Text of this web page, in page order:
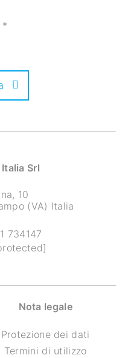
*
Srl
10
(VA) Italia
734147
Nota legale
Protezione dei dati
Termini di utilizzo